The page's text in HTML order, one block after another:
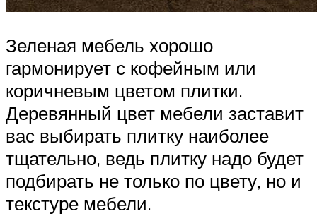
Зеленая мебель хорошо
гармонирует с кофейным или
коричневым цветом плитки.
Деревянный цвет мебели заставит
вас выбирать плитку наиболее
тщательно, ведь плитку надо будет
подбирать не только по цвету, но и
текстуре мебели.